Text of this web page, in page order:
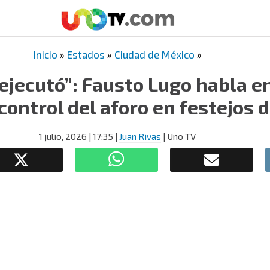
Inicio » Estados » Ciudad de México »
Fausto Lugo habla
del aforo en festejos
1 julio, 2026 | 17:35 | Juan Rivas | Uno TV